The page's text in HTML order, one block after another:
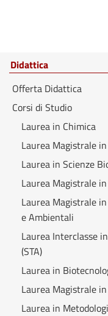
Didattica
Offerta Didattica
Corsi di Studio
Laurea in Chimica
Laurea Magistrale
Laurea in Scienze
Laurea Magistrale
Laurea Magistrale
e Ambientali
Laurea Interclasse
(STA)
Laurea in
Laurea Magistrale
Laurea in